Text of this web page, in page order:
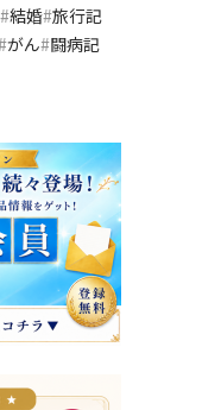
結婚 旅行記
がん 闘病記